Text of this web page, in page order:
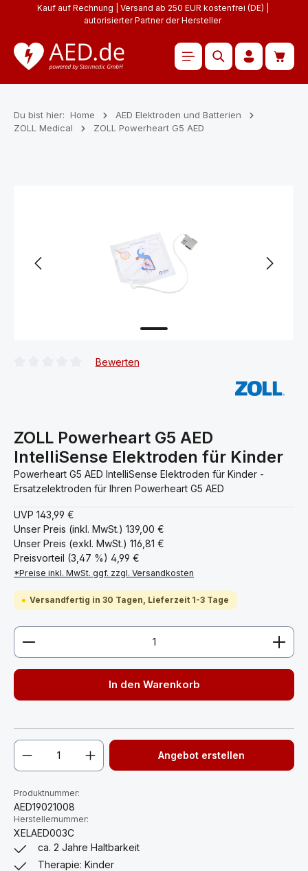
Zum Hauptinhalt springen
Kauf auf Rechnung | Versand ab 250 EUR kostenfrei (DE) |
autorisierter Partner der Hersteller
Du bist hier: Home
AED Elektroden und Batterien
ZOLL Medical
ZOLL Powerheart G5 AED
Bewerten
ZOLL Powerheart G5 AED
IntelliSense Elektroden für Kinder
Powerheart G5 AED IntelliSense Elektroden für Kinder -
Ersatzelektroden für Ihren Powerheart G5 AED
UVP 143,99 €
Unser Preis (inkl. MwSt.) 139,00 €
Unser Preis (exkl. MwSt.) 116,81 €
Preisvorteil (3,47 %) 4,99 €
*Preise inkl. MwSt. ggf. zzgl. Versandkosten
Versandfertig in 30 Tagen, Lieferzeit 1-3 Tage
Produkt Anzahl: Gib den gewünschten Wert ein
In den Warenkorb
Angebot erstellen
Produktnummer:
AED19021008
Herstellernummer:
XELAED003C
ca. 2 Jahre Haltbarkeit
Therapie: Kinder